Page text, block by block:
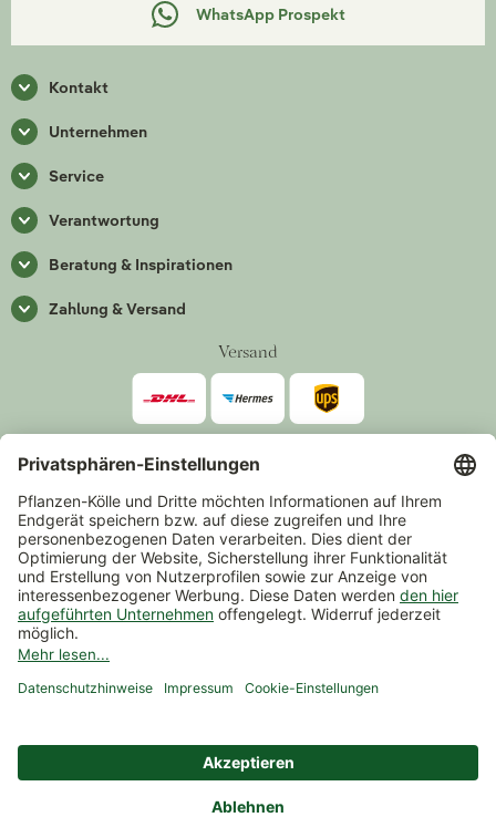
WhatsApp Prospekt
Kontakt
Unternehmen
Service
Verantwortung
Beratung & Inspirationen
Zahlung & Versand
Versand
Zahlarten
*Alle Preise inkl. gesetzlicher Mehrwertsteuer zzgl.Versand
Mindestbestellwert 14,90 €, ausgenommen sind Gutscheine und
Events.
Widerrufsrecht Datenschutz
Nutzungsbedingungen Chatbot